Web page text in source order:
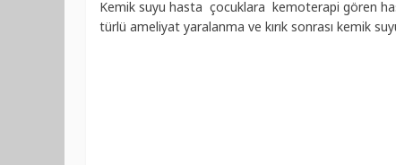
Kemik suyu hasta çocuklara kemoterapi gören
türlü ameliyat yaralanma ve kırık sonrası kemik